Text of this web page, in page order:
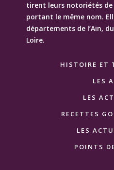
tirent leurs notoriétés
portant le même nom.
départements de l’Ain,
Loire.
HISTOIRE ET
LES
LES
RECETTES
LES
POINTS